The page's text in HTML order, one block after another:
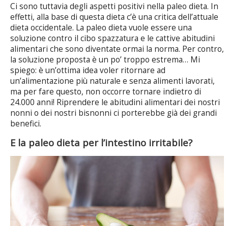
Ci sono tuttavia degli aspetti positivi nella paleo dieta. In
effetti, alla base di questa dieta c’è una critica dell’attuale
dieta occidentale. La paleo dieta vuole essere una
soluzione contro il cibo spazzatura e le cattive abitudini
alimentari che sono diventate ormai la norma. Per contro,
la soluzione proposta è un po’ troppo estrema… Mi
spiego: è un’ottima idea voler ritornare ad
un’alimentazione più naturale e senza alimenti lavorati,
ma per fare questo, non occorre tornare indietro di
24.000 anni! Riprendere le abitudini alimentari dei nostri
nonni o dei nostri bisnonni ci porterebbe già dei grandi
benefici.
E la paleo dieta per l’intestino irritabile?